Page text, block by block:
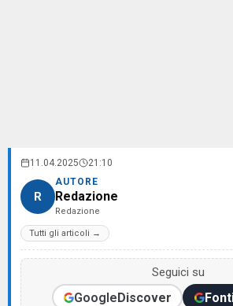
11.04.2025 21:10
R
AUTORE
Redazione
Redazione
Tutti gli articoli →
Seguici su
GoogleDiscover